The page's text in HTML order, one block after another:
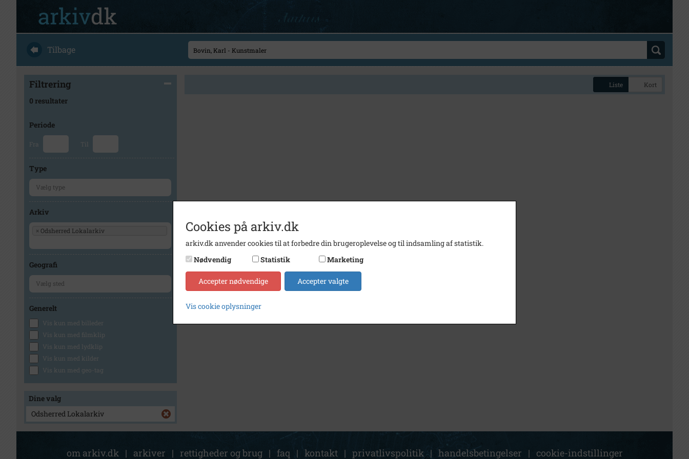
Tilbage
Filtrering
0 resultater
Periode
Fra Til
Type
Arkiv
× Odsherred Lokalarkiv
Geografi
Generelt
Vis kun med billeder
Vis kun med filmklip
Vis kun med lydklip
Vis kun med kilder
Vis kun med geo-tag
Dine valg
Odsherred Lokalarkiv
Liste Kort
om arkiv.dk | arkiver | rettigheder og brug | faq | kontakt | privatlivspolitik | handelsbetingelser | cookie-indstillinger
Cookies på arkiv.dk
arkiv.dk anvender cookies til at forbedre din brugeroplevelse og til indsamling af statistik.
Nødvendig
Statistik Marketing
Accepter nødvendige Accepter valgte
Vis cookie oplysninger